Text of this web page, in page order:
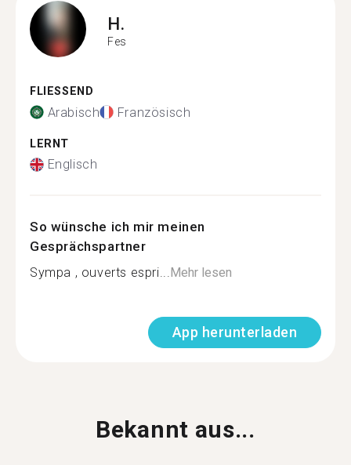
H.
Fes
FLIESSEND
Arabisch Französisch
LERNT
Englisch
So wünsche ich mir meinen
Gesprächspartner
Sympa , ouverts espri...Mehr lesen
App herunterladen
Bekannt aus...